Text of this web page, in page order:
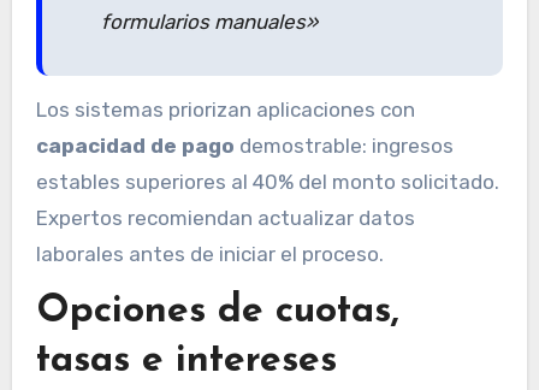
formularios manuales»
Los sistemas priorizan aplicaciones con
capacidad de pago demostrable: ingresos
estables superiores al 40% del monto solicitado.
Expertos recomiendan actualizar datos
laborales antes de iniciar el proceso.
Opciones de cuotas,
tasas e intereses